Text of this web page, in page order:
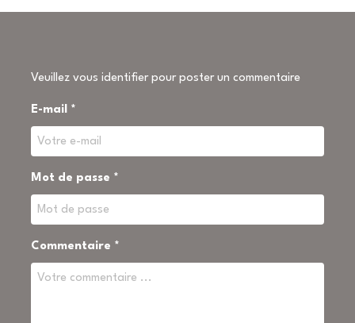
Veuillez vous identifier pour poster un commentaire
E-mail *
Mot de passe *
Commentaire *